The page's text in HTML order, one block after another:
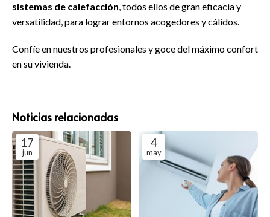
sistemas de calefacción, todos ellos de gran eficacia y
versatilidad, para lograr entornos acogedores y cálidos.
Confíe en nuestros profesionales y goce del máximo confort
en su vivienda.
Noticias relacionadas
17
jun
4
may